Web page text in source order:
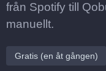
från Spotify till
manuellt.
Gratis (en åt gången)